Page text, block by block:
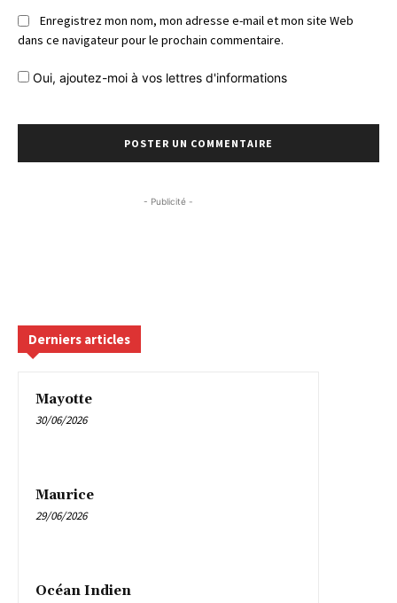
Enregistrez mon nom, mon adresse e-mail et mon site Web
dans ce navigateur pour le prochain commentaire.
Oui, ajoutez-moi à vos lettres d'informations
- Publicité -
Derniers articles
Mayotte
30/06/2026
Maurice
29/06/2026
Océan Indien